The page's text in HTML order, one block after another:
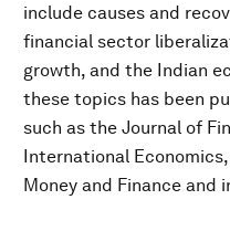
include causes and
financial sector
growth, and the Indian
these topics has been
such as the Journal of
International
Money and Finance and